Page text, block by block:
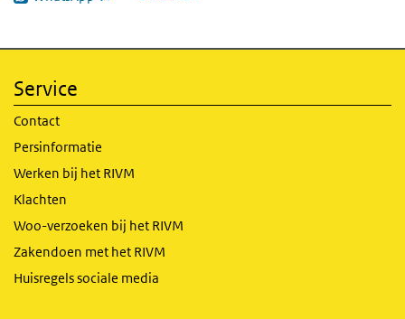
Service
Contact
Persinformatie
Werken bij het RIVM
Klachten
Woo-verzoeken bij het RIVM
Zakendoen met het RIVM
Huisregels sociale media